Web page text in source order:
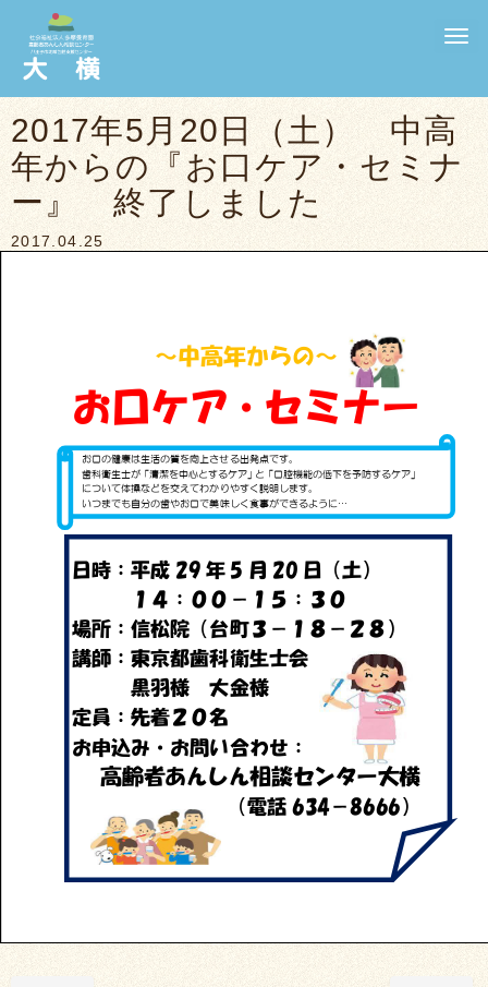
N
2017年5月20日（土） 中高
年からの『お口ケア・セミナ
ー』 終了しました
2017.04.25